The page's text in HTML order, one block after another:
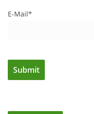
E-Mail*